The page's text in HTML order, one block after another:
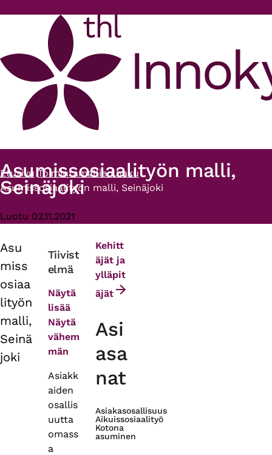
Murupolku
Etusivu Toimintamallien haku
Asumissosiaalityön malli, Seinäjoki
Asumissosiaalityön malli,
Seinäjoki
Luotu 02.11.2021
Primary
tabs
Asu
miss
osiaa
lityön
malli,
Seinä
joki
Tiivist
elmä
Näytä
lisää
Näytä
vähem
män
Asiakk
aiden
osallis
uutta
omass
a
Kehitt
äjät ja
ylläpit
äjät
Asi
asa
nat
Asiakasosallisuus
Aikuissosiaalityö
Kotona
asuminen